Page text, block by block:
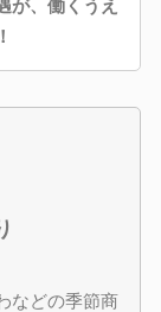
が、働くうえ
などの季節商